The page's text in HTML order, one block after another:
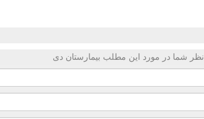
نظر شما در مورد این مطلب بیمارستان دی